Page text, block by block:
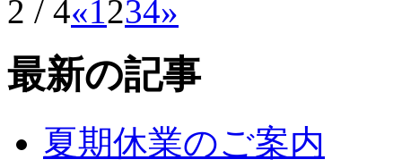
2 / 4«1234»
最新の記事
夏期休業のご案内